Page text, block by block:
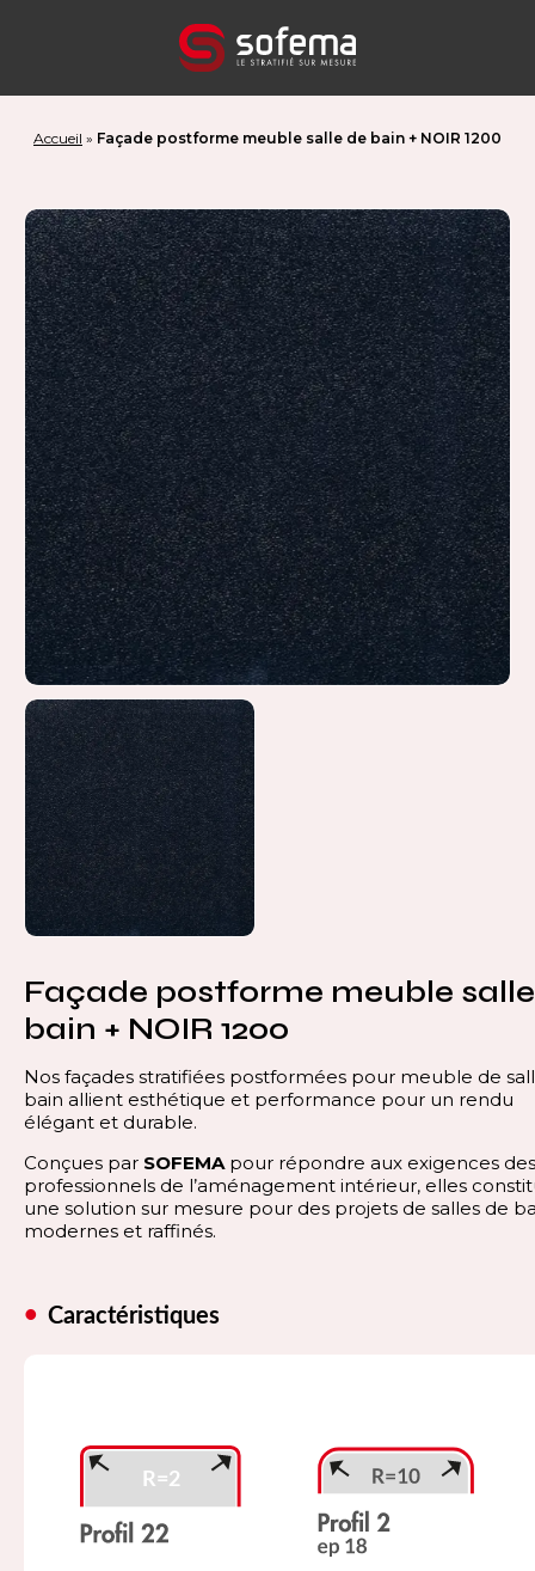
Accueil » Façade postforme meuble salle de bain + NOIR 1200
Façade postforme meuble
bain + NOIR 1200
Nos façades stratifiées postformées pour meuble de
bain allient esthétique et performance pour un rendu
élégant et durable.
Conçues par SOFEMApour répondre aux exigences des
professionnels de l’aménagement intérieur, elles
une solution sur mesure pour des projets de salles de
modernes et raffinés.
Caractéristiques